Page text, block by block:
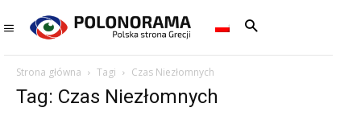
Strona główna Tagi Czas Niezłomnych
Tag: Czas Niezłomnych